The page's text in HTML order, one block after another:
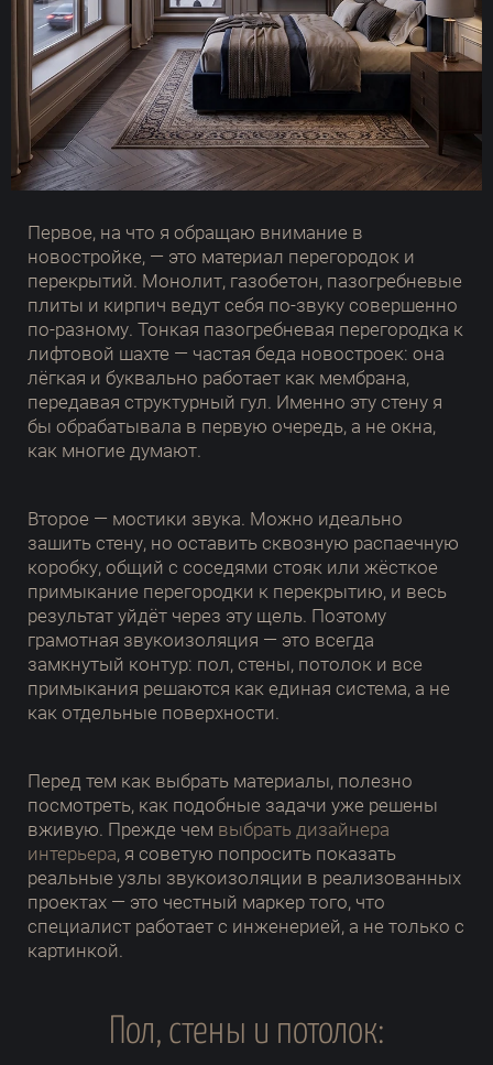
Первое, на что я обращаю внимание в
новостройке, — это материал перегородок и
перекрытий. Монолит, газобетон, пазогребневые
плиты и кирпич ведут себя по-звуку совершенно
по-разному. Тонкая пазогребневая перегородка к
лифтовой шахте — частая беда новостроек: она
лёгкая и буквально работает как мембрана,
передавая структурный гул. Именно эту стену я
бы обрабатывала в первую очередь, а не окна,
как многие думают.
Второе — мостики звука. Можно идеально
зашить стену, но оставить сквозную распаечную
коробку, общий с соседями стояк или жёсткое
примыкание перегородки к перекрытию, и весь
результат уйдёт через эту щель. Поэтому
грамотная звукоизоляция — это всегда
замкнутый контур: пол, стены, потолок и все
примыкания решаются как единая система, а не
как отдельные поверхности.
Перед тем как выбрать материалы, полезно
посмотреть, как подобные задачи уже решены
вживую. Прежде чем выбрать дизайнера
интерьера, я советую попросить показать
реальные узлы звукоизоляции в реализованных
проектах — это честный маркер того, что
специалист работает с инженерией, а не только с
картинкой.
Пол, стены и потолок: